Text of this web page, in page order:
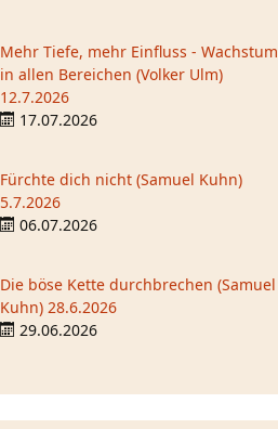
Mehr Tiefe, mehr Einfluss - Wachstum
in allen Bereichen (Volker Ulm)
12.7.2026
17.07.2026
Fürchte dich nicht (Samuel Kuhn)
5.7.2026
06.07.2026
Die böse Kette durchbrechen (Samuel
Kuhn) 28.6.2026
29.06.2026